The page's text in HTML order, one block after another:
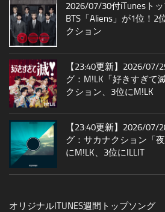
2026/07/30付iTunesトッ
BTS「Aliens」が1位！2
クション
【23:40更新】2026/07/
グ：M!LK「好きすぎて
クション、3位にM!LK
【23:40更新】2026/07/
グ：サカナクション「
にM!LK、3位にILLIT
オリジナルITUNES週間トップソング